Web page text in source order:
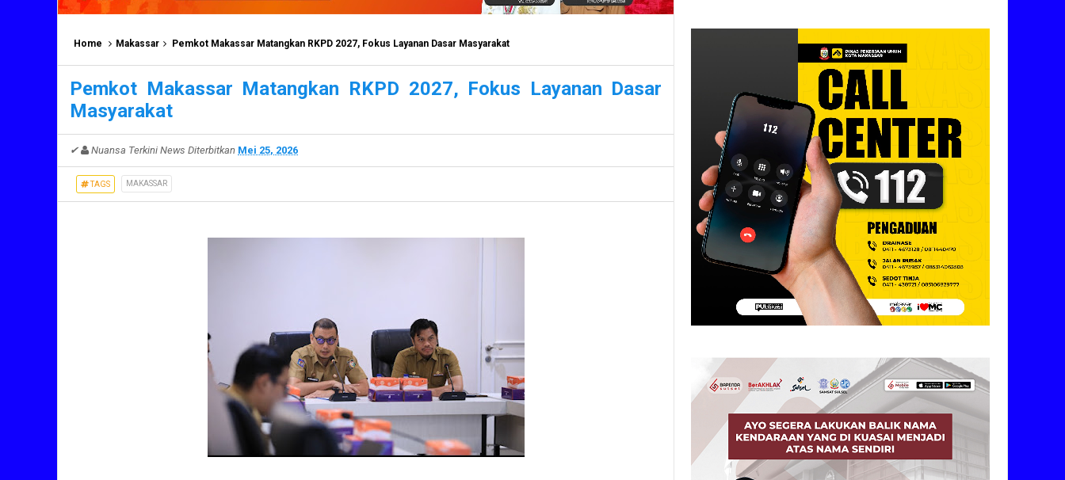
Home Makassar Pemkot Makassar Matangkan RKPD 2027, Fokus Layanan Dasar Masyarakat
Pemkot Makassar Matangkan RKPD 2027, Fokus Layanan Dasar
Masyarakat
✔ Nuansa Terkini News Diterbitkan Mei 25, 2026
TAGS MAKASSAR